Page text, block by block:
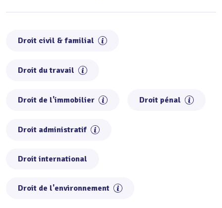
Droit civil & familial
Droit du travail
Droit de l'immobilier Droit pénal
Droit administratif
Droit international
Droit de l'environnement